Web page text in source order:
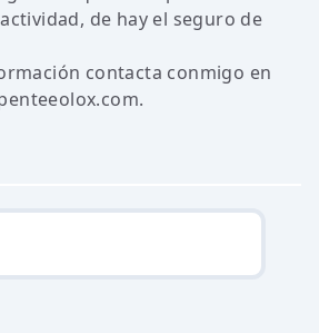
de hay el seguro de
contacta conmigo en